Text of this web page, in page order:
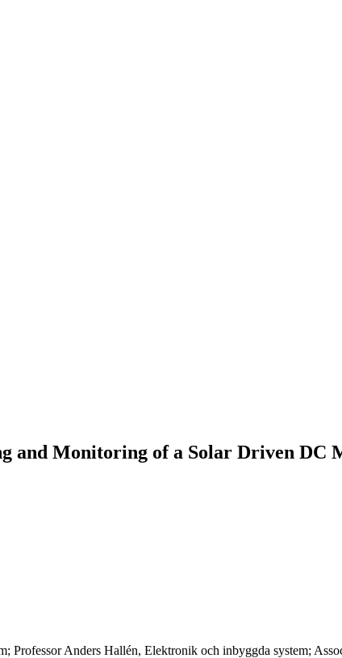
and Monitoring of a Solar Driven DC
Professor Anders Hallén, Elektronik och inbyggda system;